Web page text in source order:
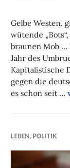
Gelbe Westen,
wütende
braunen Mob …
Jahr des
Kapitalistische
gegen die
es schon seit …
LEBEN, POLITIK